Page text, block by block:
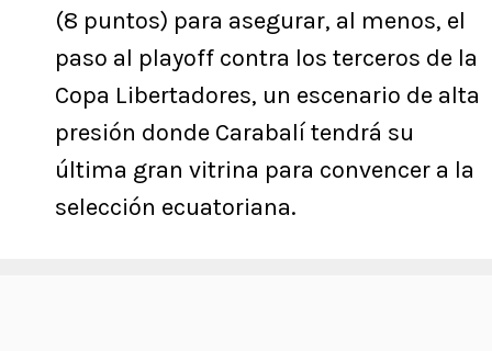
(8 puntos) para asegurar, al menos, el
paso al playoff contra los terceros de la
Copa Libertadores, un escenario de alta
presión donde Carabalí tendrá su
última gran vitrina para convencer a la
selección ecuatoriana.